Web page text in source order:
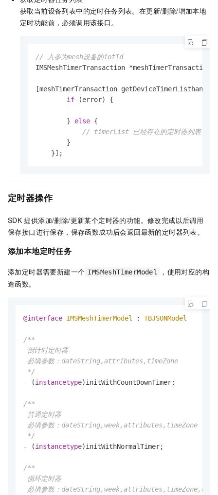
获取当前设备列表中的定时任务列表。在更新/删除/增加本地
定时功能前，必须调用该接口。
// 入参为mesh设备的iotId
IMSMeshTimerTransaction
[meshTimerTransaction
if (error) {
        }
else {
// timerList 已经存在的定时器列表
        }
    }];
定时器操作
SDK 提供添加/删除/更新某个定时器的功能。修改完成以后调用
保存接口进行保存，保存函数成功后会返回最新的定时器列表。
添加本地定时任务
添加定时器需要新建一个 IMSMeshTimerModel
，使用对应的构
造函数。
@interface IMSMeshTimerModel : TBJSONModel
/**
倒计时定时器
必填参数：dateString,attributes,timeZone
*/
- (instancetype)initWithCountDownTimer;
/**
普通定时器
必填参数：dateString,week,attributes,timeZone
*/
- (instancetype)initWithNormalTimer;
/**
循环定时器
必填参数：